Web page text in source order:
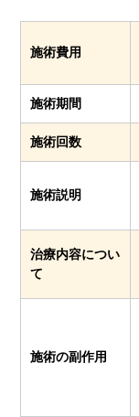
施術費用
施術期間
施術回数
施術説明
治療内容につい
て
施術の副作用